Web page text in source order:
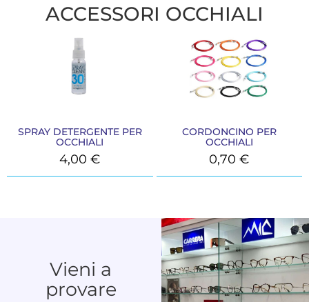
ACCESSORI OCCHIALI
SPRAY DETERGENTE PER
OCCHIALI
4,00€
CORDONCINO PER
OCCHIALI
0,70€
Vieni a
provare